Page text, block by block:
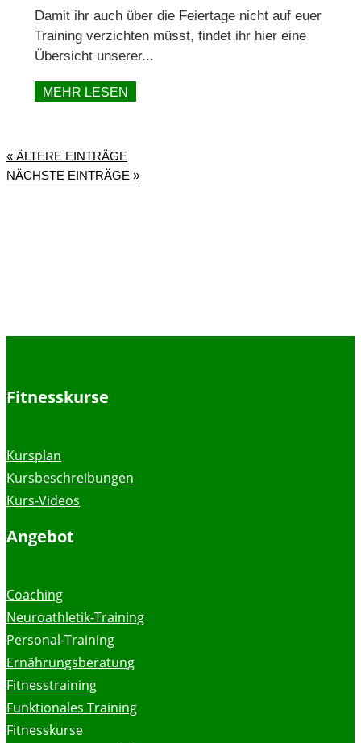
Damit ihr auch über die Feiertage nicht auf euer
Training verzichten müsst, findet ihr hier eine
Übersicht unserer...
MEHR LESEN
« ÄLTERE EINTRÄGE
NÄCHSTE EINTRÄGE »
Fitnesskurse
Kursplan
Kursbeschreibungen
Kurs-Videos
Angebot
Coaching
Neuroathletik-Training
Personal-Training
Ernährungsberatung
Fitnesstraining
Funktionales Training
Fitnesskurse